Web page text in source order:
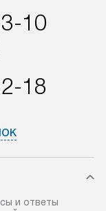
10
18
и ответы